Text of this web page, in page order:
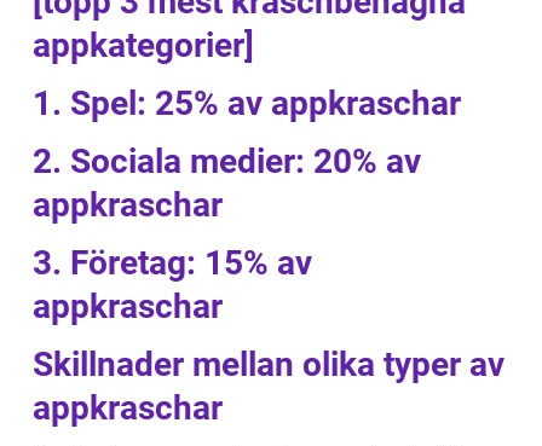
appkategorier]
1. Spel: 25% av appkraschar
2. Sociala medier: 20% av
appkraschar
3. Företag: 15% av
appkraschar
Skillnader mellan olika typer av
appkraschar